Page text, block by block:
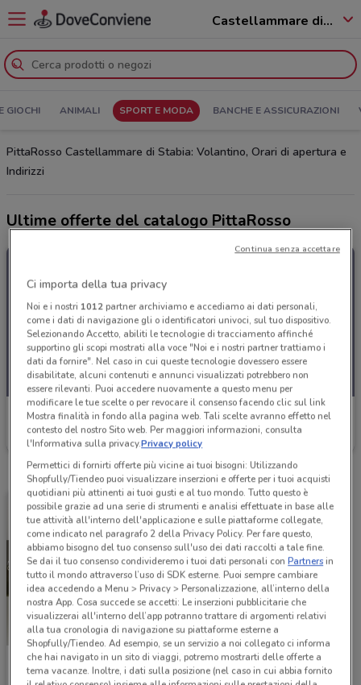
Castellammare di Stabia - 80053
GIOCHI ANIMALI SPORT E MODA BANCHE E ASSICURAZIONI
PittaRosso Castellammare di Stabia: Volantino, Orari di apertura e
Indirizzi
Ultime offerte del catalogo PittaRosso
PittaRosso
Scade il 15/09
PittaRosso
Ci importa della tua privacy
Noi e i nostri 1012partner archiviamo e accediamo ai dati personali,
come i dati di navigazione gli o identificatori univoci, sul tuo dispositivo.
Selezionando Accetto, abiliti le tecnologie di tracciamento affinché
supportino gli scopi mostrati alla voce "Noi e i nostri partner trattiamo i
dati da fornire". Nel caso in cui queste tecnologie dovessero essere
disabilitate, alcuni contenuti e annunci visualizzati potrebbero non
essere rilevanti. Puoi accedere nuovamente a questo menu per
modificare le tue scelte o per revocare il consenso facendo clic sul link
Mostra finalità in fondo alla pagina web. Tali scelte avranno effetto nel
contesto del nostro Sito web. Per maggiori informazioni, consulta
l'Informativa sulla privacy.Privacy policy
Permettici di fornirti offerte più vicine ai tuoi bisogni: Utilizzando
Shopfully/Tiendeo puoi visualizzare inserzioni e offerte per i tuoi acquisti
quotidiani più attinenti ai tuoi gusti e al tuo mondo. Tutto questo è
possibile grazie ad una serie di strumenti e analisi effettuate in base alle
tue attività all'interno dell'applicazione e sulle piattaforme collegate,
come indicato nel paragrafo 2 della Privacy Policy. Per fare questo,
abbiamo bisogno del tuo consenso sull'uso dei dati raccolti a tale fine.
Se dai il tuo consenso condivideremo i tuoi dati personali conPartnersin
tutto il mondo attraverso l’uso di SDK esterne. Puoi sempre cambiare
idea accedendo a Menu > Privacy > Personalizzazione, all’interno della
nostra App. Cosa succede se accetti: Le inserzioni pubblicitarie che
visualizzerai all'interno dell’app potranno trattare di argomenti relativi
alla tua cronologia di navigazione su piattaforme esterne a
Shopfully/Tiendeo. Ad esempio, se un servizio a noi collegato ci informa
che hai navigato in un sito di viaggi, potremo mostrarti delle offerte a
tema vacanze. Inoltre, i dati sulla posizione (nel caso in cui abbia fornito
Continua senza accettare